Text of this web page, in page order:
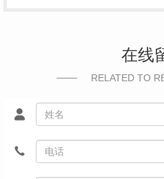
在线
RELATED TO